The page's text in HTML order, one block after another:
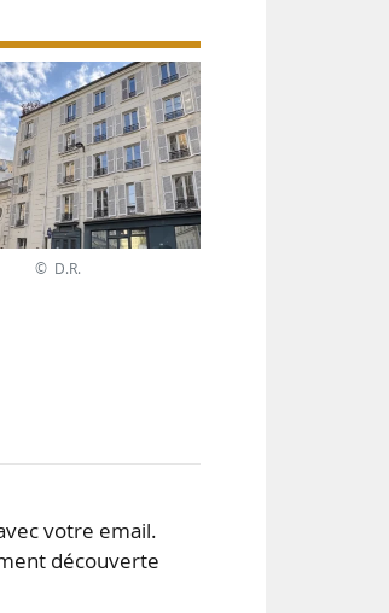
© D.R.
votre email.
découverte